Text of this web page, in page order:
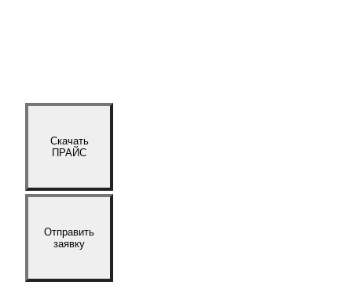
Скачать
ПРАЙС
Отправить
заявку